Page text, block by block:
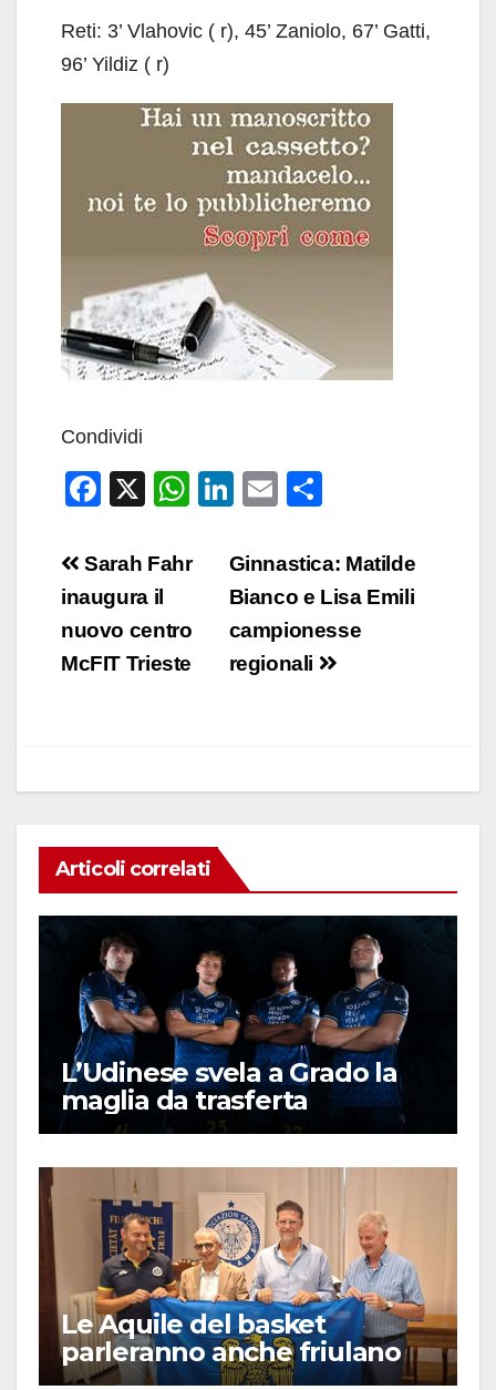
Reti: 3’ Vlahovic ( r), 45’ Zaniolo, 67’ Gatti,
96’ Yildiz ( r)
Condividi
F
c
e
b
o
X
W
at
A
p
Li
k
e
dI
n
E
ail n
di
vi
di
Navigazione
articoli
Ginnastica: Matilde
Bianco e Lisa Emili
campionesse
regionali
Sarah Fahr
inaugura il
nuovo centro
McFIT Trieste
Articoli correlati
L’Udinese svela a Grado la
maglia da trasferta
Le Aquile del basket
parleranno anche friulano